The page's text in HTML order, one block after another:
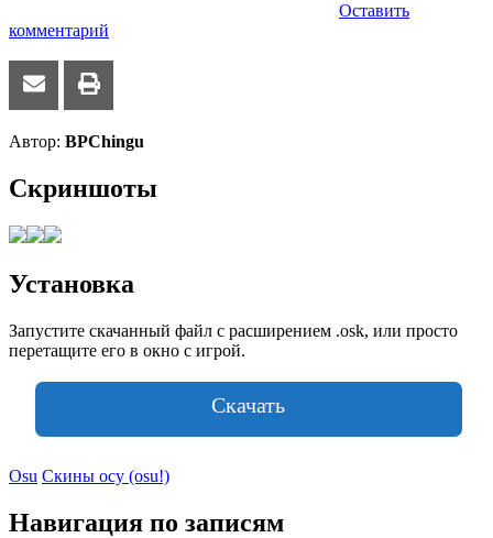
Оставить
комментарий
Автор: BPChingu
Скриншоты
Установка
Запустите скачанный файл с расширением .osk, или просто
перетащите его в окно с игрой.
Скачать
Osu Скины осу (osu!)
Навигация по записям